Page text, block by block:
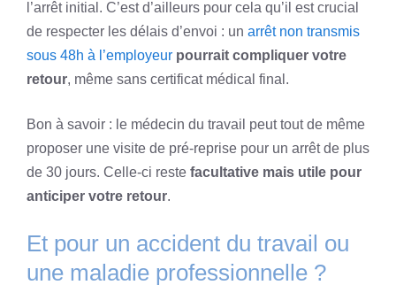
l’arrêt initial. C’est d’ailleurs pour cela qu’il est crucial
de respecter les délais d’envoi : un arrêt non transmis
sous 48h à l’employeur pourrait compliquer votre
retour, même sans certificat médical final.
Bon à savoir : le médecin du travail peut tout de même
proposer une visite de pré-reprise pour un arrêt de plus
de 30 jours. Celle-ci reste facultative mais utile pour
anticiper votre retour.
Et pour un accident du travail ou
une maladie professionnelle ?